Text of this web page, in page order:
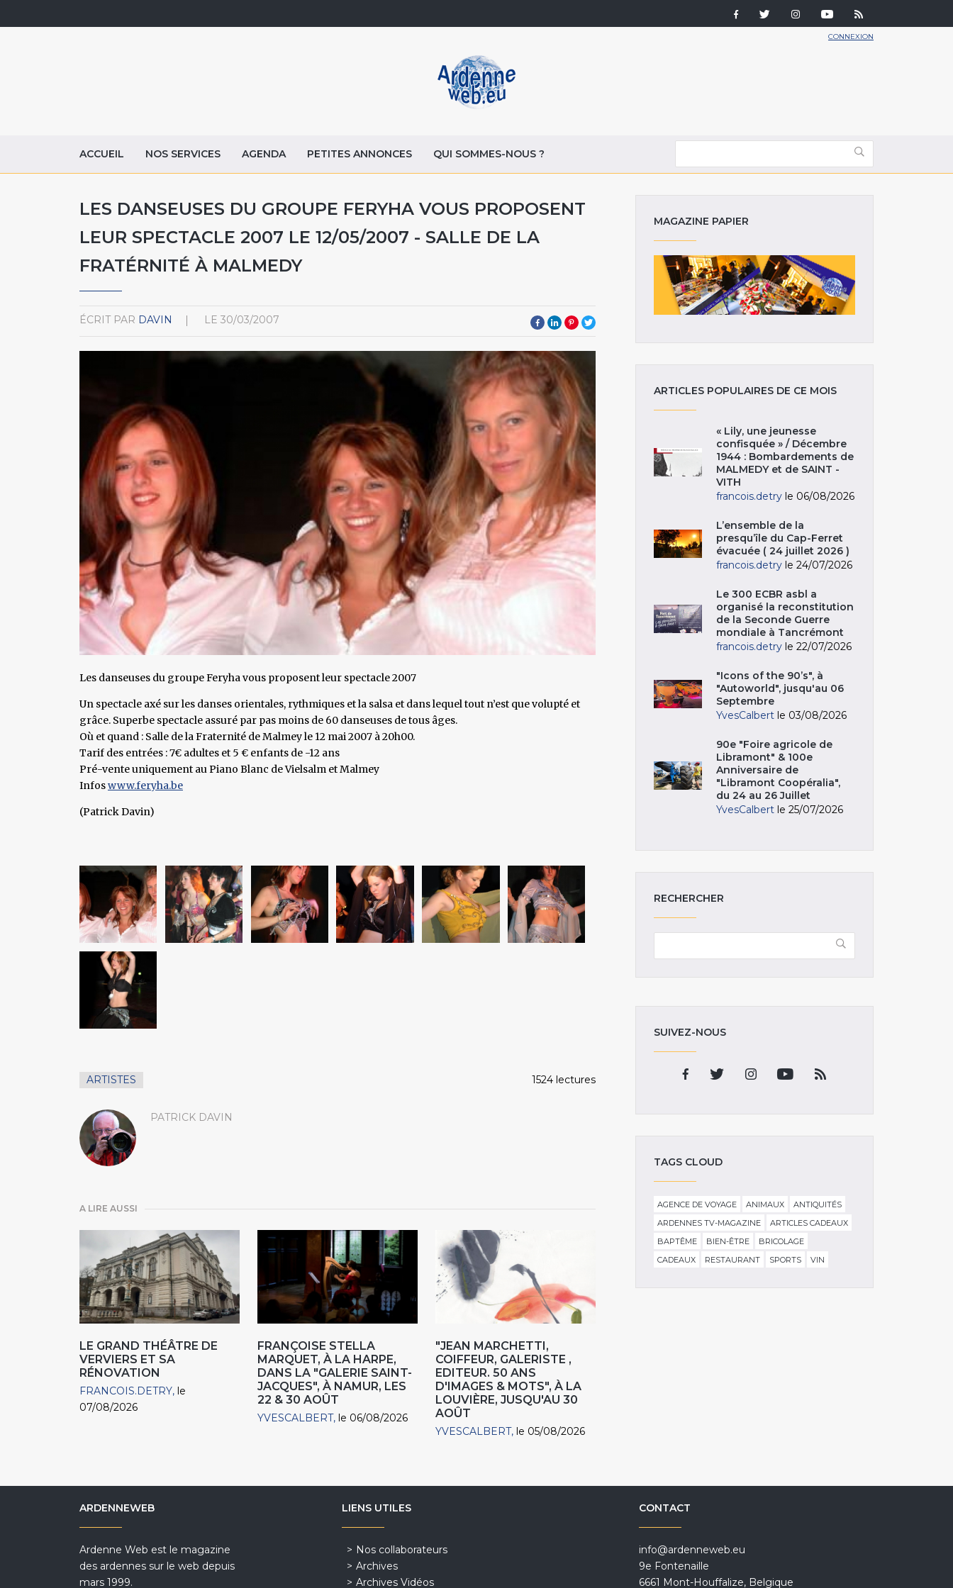
CONNEXION
ACCUEIL NOS SERVICES AGENDA PETITES ANNONCES QUI SOMMES-NOUS ?
LES DANSEUSES DU GROUPE FERYHA VOUS PROPOSENT
LEUR SPECTACLE 2007 LE 12/05/2007 - SALLE DE LA
FRATÉRNITÉ À MALMEDY
ÉCRIT PAR DAVIN LE 30/03/2007
Les danseuses du groupe Feryha vous proposent leur spectacle 2007
Un spectacle axé sur les danses orientales, rythmiques et la salsa et dans lequel tout n’est que volupté et
grâce. Superbe spectacle assuré par pas moins de 60 danseuses de tous âges.
Où et quand : Salle de la Fraternité de Malmey le 12 mai 2007 à 20h00.
Tarif des entrées : 7€ adultes et 5 € enfants de -12 ans
Pré-vente uniquement au Piano Blanc de Vielsalm et Malmey
Infoswww.feryha.be
(Patrick Davin)
ARTISTES 1524 lectures
PATRICK DAVIN
A LIRE AUSSI
LE GRAND THÉÂTRE DE
VERVIERS ET SA
RÉNOVATION
FRANCOIS.DETRY le
07/08/2026
FRANÇOISE STELLA
MARQUET, À LA HARPE,
DANS LA "GALERIE SAINT-
JACQUES", À NAMUR, LES
22 & 30 AOÛT
YVESCALBERT le 06/08/2026
"JEAN MARCHETTI,
COIFFEUR, GALERISTE ,
EDITEUR. 50 ANS
D'IMAGES & MOTS", À LA
LOUVIÈRE, JUSQU'AU 30
AOÛT
YVESCALBERT le 05/08/2026
MAGAZINE PAPIER
ARTICLES POPULAIRES DE CE MOIS
« Lily, une jeunesse
confisquée » / Décembre
1944 : Bombardements de
MALMEDY et de SAINT -
VITH
francois.detry le 06/08/2026
L’ensemble de la
presqu’île du Cap-Ferret
évacuée ( 24 juillet 2026 )
francois.detry le 24/07/2026
Le 300 ECBR asbl a
organisé la reconstitution
de la Seconde Guerre
mondiale à Tancrémont
francois.detry le 22/07/2026
"Icons of the 90’s", à
"Autoworld", jusqu'au 06
Septembre
YvesCalbert le 03/08/2026
90e "Foire agricole de
Libramont" & 100e
Anniversaire de
"Libramont Coopéralia",
du 24 au 26 Juillet
YvesCalbert le 25/07/2026
RECHERCHER
SUIVEZ-NOUS
TAGS CLOUD
AGENCE DE VOYAGE ANIMAUX
ANTIQUITÉS
ARDENNES TV-MAGAZINE
ARTICLES CADEAUX
BAPTÊME
BIEN-ÊTRE
BRICOLAGE
CADEAUX
RESTAURANT SPORTS VIN
ARDENNEWEB
Ardenne Web est le magazine
des ardennes sur le web depuis
mars 1999.
LIENS UTILES
Nos collaborateurs
Archives
Archives Vidéos
CONTACT
info@ardenneweb.eu
9e Fontenaille
6661 Mont-Houffalize, Belgique